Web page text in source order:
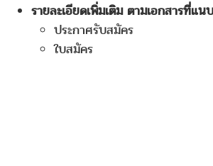
รายละเอียดเพิ่มเติม ตามเอกสารที่แ
ประกาศรับสมัคร
ใบสมัคร